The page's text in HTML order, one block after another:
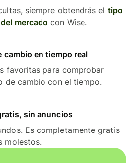
siempre obtendrás el tipo
mercado con Wise.
cambio en tiempo real
favoritas para comprobar
de cambio con el tiempo.
sin anuncios
Es completamente gratis
molestos.